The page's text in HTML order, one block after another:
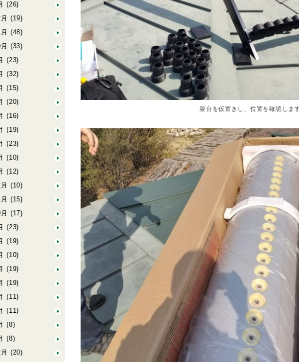
(26)
(19)
(48)
(33)
(23)
(32)
(15)
(20)
(16)
(19)
(23)
(10)
(12)
(10)
(15)
(17)
(23)
(19)
(10)
(19)
(19)
(11)
(11)
(8)
(8)
(20)
架台を仮置きし、位置を確認しま